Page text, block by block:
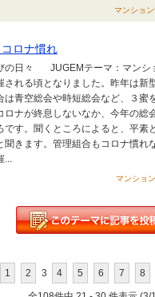
マンショ
ロナ慣れ
の日々 JUGEMテーマ：マンシ
される頃となりました。昨年は新
は青空総会や時短総会など、３蜜
ロナが終息しないなか、今年の総
です。聞くところによると、平素
聞きます。管理組合もコロナ慣れ
...
マンショ
1 2 3 4 5 6 7 8